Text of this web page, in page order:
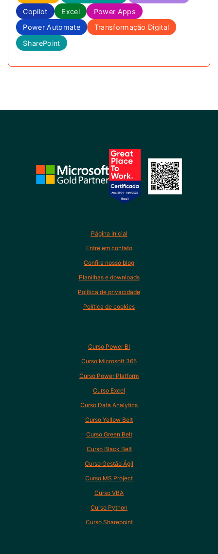
Copilot
Excel
Power Apps
Power Automate
Transformação Digital
SharePoint
Página inicial
Entre em contato
Confira nosso blog
Planilhas e downloads
Política de privacidade
Política de cookies
Curso Power BI
Curso Microsoft 365
Curso Power Platform
Curso Excel
Curso Data Analytics
Curso Yellow Belt
Curso Green Belt
Curso Black Belt
Curso Gestão Ágil
Curso MS Project
Curso VBA
Curso Python
Curso Sharepoint